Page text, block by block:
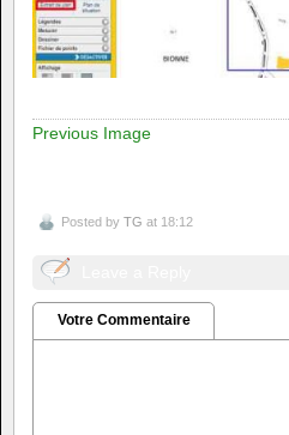
Previous Image
Posted by TG at 18:12
Votre Commentaire